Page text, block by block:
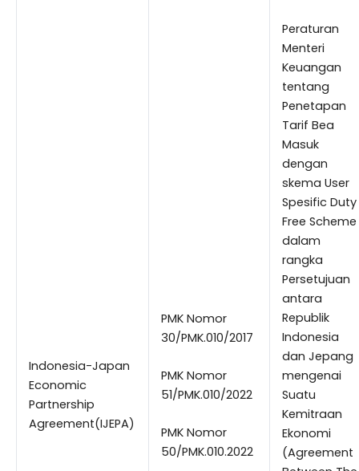
Indonesia-Japan
Economic
Partnership
Agreement(IJEPA)
PMK Nomor
30/PMK.010/2017
PMK Nomor
51/PMK.010/2022
PMK Nomor
50/PMK.010.2022
Peraturan
Menteri
Keuangan
tentang
Penetapan
Tarif Bea
Masuk
dengan
skema User
Spesific Duty
Free Scheme
dalam
rangka
Persetujuan
antara
Republik
Indonesia
dan Jepang
mengenai
Suatu
Kemitraan
Ekonomi
(Agreement